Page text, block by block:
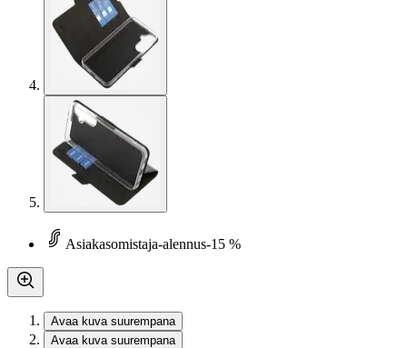
Asiakasomistaja-alennus-15 %
Avaa kuva suurempana
Avaa kuva suurempana